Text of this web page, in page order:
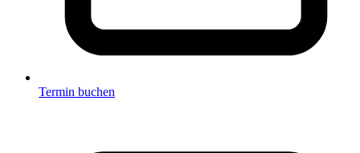
Termin buchen